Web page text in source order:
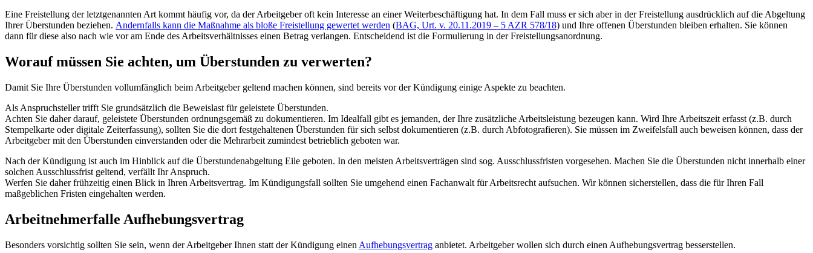
Eine Freistellung der letztgenannten Art kommt häufig vor, da der Arbeitgeber oft kein Interesse an einer Weiterbeschäftigung hat. In dem Fall muss er sich aber in der Freistellung ausdrücklich auf die Abgeltung
Ihrer Überstunden beziehen. Andernfalls kann die Maßnahme als bloße Freistellung gewertet werden (BAG, Urt. v. 20.11.2019 – 5 AZR 578/18) und Ihre offenen Überstunden bleiben erhalten. Sie können
dann für diese also nach wie vor am Ende des Arbeitsverhältnisses einen Betrag verlangen. Entscheidend ist die Formulierung in der Freistellungsanordnung.
Worauf müssen Sie achten, um Überstunden zu verwerten?
Damit Sie Ihre Überstunden vollumfänglich beim Arbeitgeber geltend machen können, sind bereits vor der Kündigung einige Aspekte zu beachten.
Als Anspruchsteller trifft Sie grundsätzlich die Beweislast für geleistete Überstunden.
Achten Sie daher darauf, geleistete Überstunden ordnungsgemäß zu dokumentieren. Im Idealfall gibt es jemanden, der Ihre zusätzliche Arbeitsleistung bezeugen kann. Wird Ihre Arbeitszeit erfasst (z.B. durch
Stempelkarte oder digitale Zeiterfassung), sollten Sie die dort festgehaltenen Überstunden für sich selbst dokumentieren (z.B. durch Abfotografieren). Sie müssen im Zweifelsfall auch beweisen können, dass der
Arbeitgeber mit den Überstunden einverstanden oder die Mehrarbeit zumindest betrieblich geboten war.
Nach der Kündigung ist auch im Hinblick auf die Überstundenabgeltung Eile geboten. In den meisten Arbeitsverträgen sind sog. Ausschlussfristen vorgesehen. Machen Sie die Überstunden nicht innerhalb einer
solchen Ausschlussfrist geltend, verfällt Ihr Anspruch.
Werfen Sie daher frühzeitig einen Blick in Ihren Arbeitsvertrag. Im Kündigungsfall sollten Sie umgehend einen Fachanwalt für Arbeitsrecht aufsuchen. Wir können sicherstellen, dass die für Ihren Fall
maßgeblichen Fristen eingehalten werden.
Arbeitnehmerfalle Aufhebungsvertrag
Besonders vorsichtig sollten Sie sein, wenn der Arbeitgeber Ihnen statt der Kündigung einen Aufhebungsvertrag anbietet. Arbeitgeber wollen sich durch einen Aufhebungsvertrag besserstellen.